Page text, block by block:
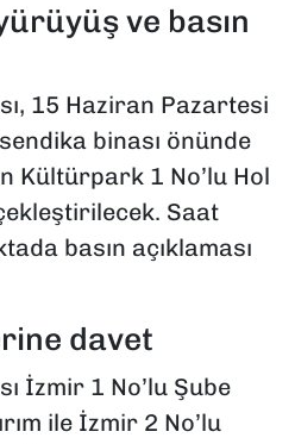
ve basın
15 Haziran Pazartesi
binası önünde
Kültürpark 1 No’lu Hol
Saat
basın açıklaması
davet
İzmir 1 No’lu Şube
ile İzmir 2 No’lu